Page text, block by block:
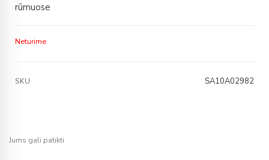
rūmuose
Neturime
SKU SA10A02982
Jums gali patikti